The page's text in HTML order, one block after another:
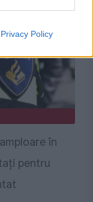
Privacy Policy
în
pentru